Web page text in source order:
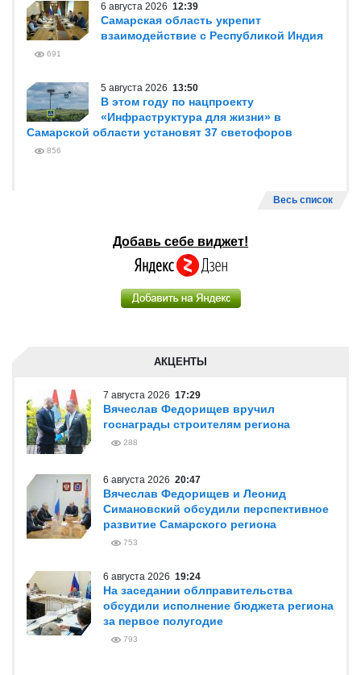
6 августа 2026 12:39
Самарская область укрепит
взаимодействие с Республикой Индия
691
5 августа 2026 13:50
В этом году по нацпроекту
«Инфраструктура для жизни» в
Самарской области установят 37 светофоров
856
Весь список
Добавь себе виджет!
АКЦЕНТЫ
7 августа 2026 17:29
Вячеслав Федорищев вручил
госнаграды строителям региона
288
6 августа 2026 20:47
Вячеслав Федорищев и Леонид
Симановский обсудили перспективное
развитие Самарского региона
753
6 августа 2026 19:24
На заседании облправительства
обсудили исполнение бюджета региона
за первое полугодие
793